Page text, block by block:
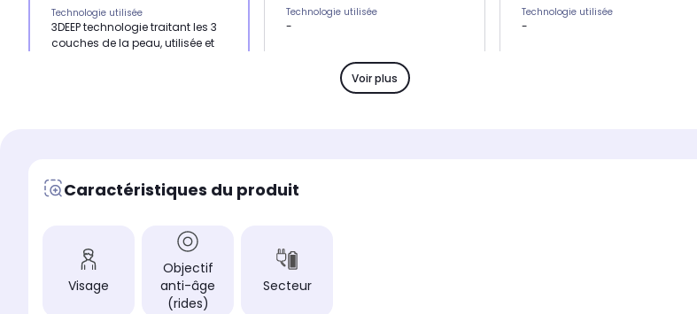
Technologie utilisée
3DEEP technologie traitant les 3
couches de la peau, utilisée et
Peau plus élastique
LED bleue (Entre 412 et 463 nm)
LED rouge/rouge foncé (Entre 630 et
Technologie utilisée
-
-
LED rouge/rouge foncé (Entre 630 et
Technologie utilisée
-
Voir plus
Caractéristiques du produit
Visage
Objectif
anti-âge
(rides)
Secteur